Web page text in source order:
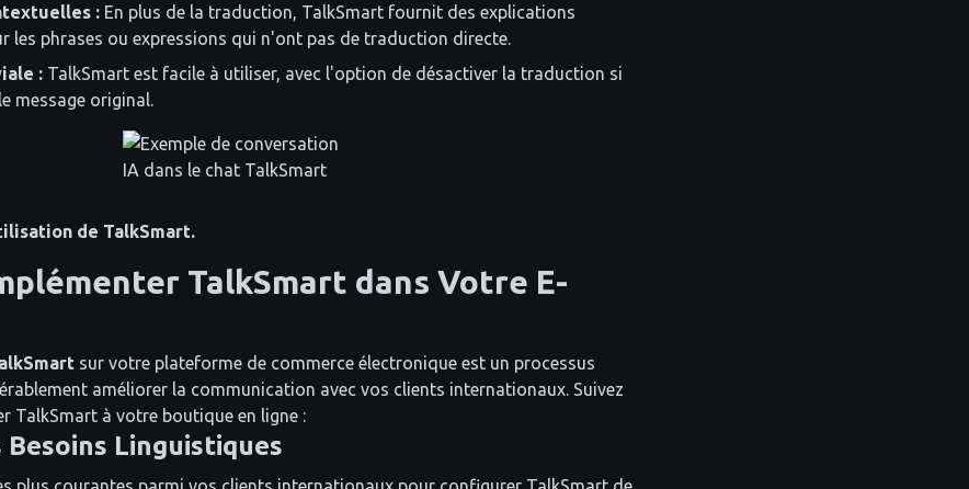
: En plus de la traduction, TalkSmart fournit des explications
les phrases ou expressions qui n'ont pas de traduction directe.
: TalkSmart est facile à utiliser, avec l'option de désactiver la traduction si
message original.
de TalkSmart.
TalkSmart dans Votre E-
sur votre plateforme de commerce électronique est un processus
améliorer la communication avec vos clients internationaux. Suivez
TalkSmart à votre boutique en ligne :
Besoins Linguistiques